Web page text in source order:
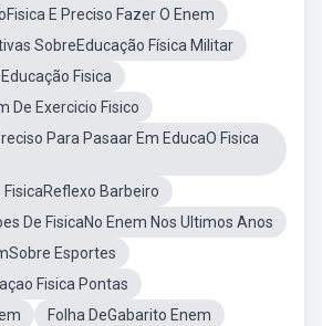
E Preciso Fazer O Enem
SobreEducação Física Militar
Fisica
De Exercicio Fisico
Para Pasaar Em EducaO Fisica
Barbeiro
De FisicaNo Enem Nos Ultimos Anos
Esportes
Fisica Pontas
Folha DeGabarito Enem